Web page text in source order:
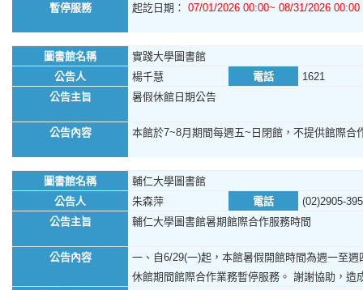
暫停服務 起訖日期： 07/01/2026 00:00~ 08/31/2026 00:00
圖書館名稱
實踐大學圖書館
公告人
楊千慧 電話
1621
公告主旨
暑假休館日期公告
公告內容 本館於7~8月期間每週五~日閉館，不提供館際
圖書館名稱
輔仁大學圖書館
公告人
朱森萍 電話
(02)2905-
公告主旨
輔仁大學圖書館暑期館際合作服務時間
公告內容
一、自6/29(一)起，本館暑假開館時間為週一至
休館期間館際合作業務暫停服務。 謝謝協助，造